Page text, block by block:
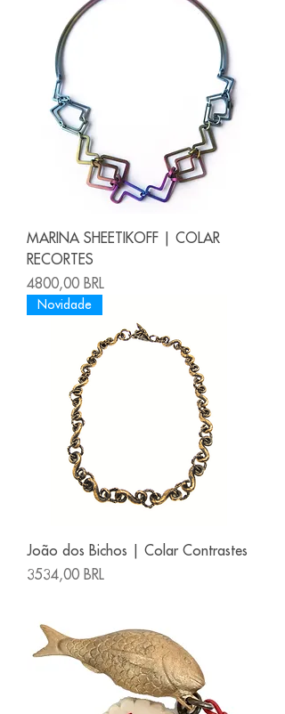
MARINA SHEETIKOFF | COLAR
RECORTES
Precio
4800,00 BRL
Novidade
João dos Bichos | Colar Contrastes
Precio
3534,00 BRL